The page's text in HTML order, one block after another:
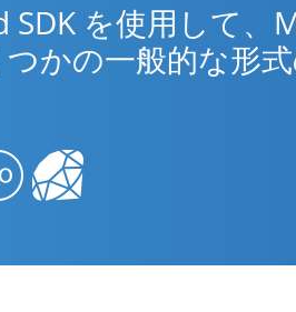
を使用して、
かの一般的な形